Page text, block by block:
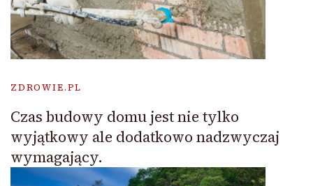
ZDROWIE.PL
Czas budowy domu jest nie tylko
wyjątkowy ale dodatkowo nadzwyczaj
wymagający.